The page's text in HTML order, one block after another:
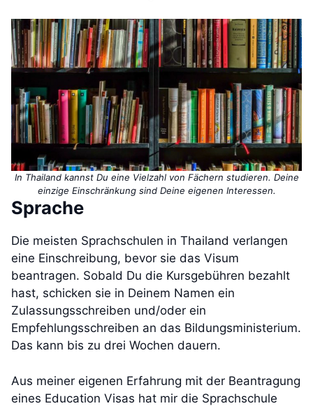
In Thailand kannst Du eine Vielzahl von Fächern studieren. Deine
einzige Einschränkung sind Deine eigenen Interessen.
Sprache
Die meisten Sprachschulen in Thailand verlangen
eine Einschreibung, bevor sie das Visum
beantragen. Sobald Du die Kursgebühren bezahlt
hast, schicken sie in Deinem Namen ein
Zulassungsschreiben und/oder ein
Empfehlungsschreiben an das Bildungsministerium.
Das kann bis zu drei Wochen dauern.
Aus meiner eigenen Erfahrung mit der Beantragung
eines Education Visas hat mir die Sprachschule